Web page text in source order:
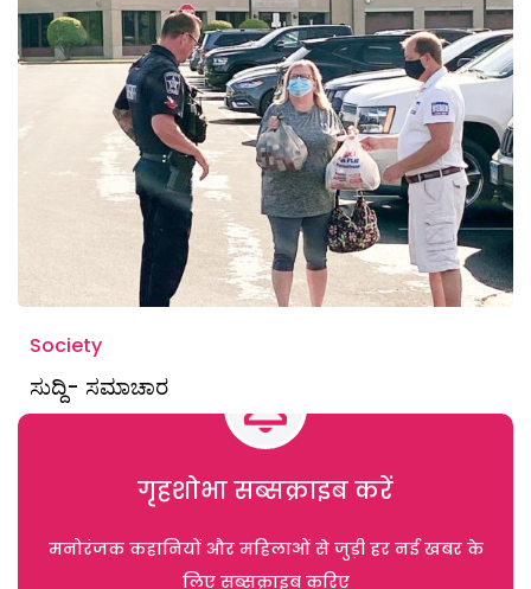
Society
ಸುದ್ದಿ- ಸಮಾಚಾರ
गृहशोभा सब्सक्राइब करें
मनोरंजक कहानियों और महिलाओं से जुड़ी हर नई खबर के
लिए सब्सक्राइब करिए